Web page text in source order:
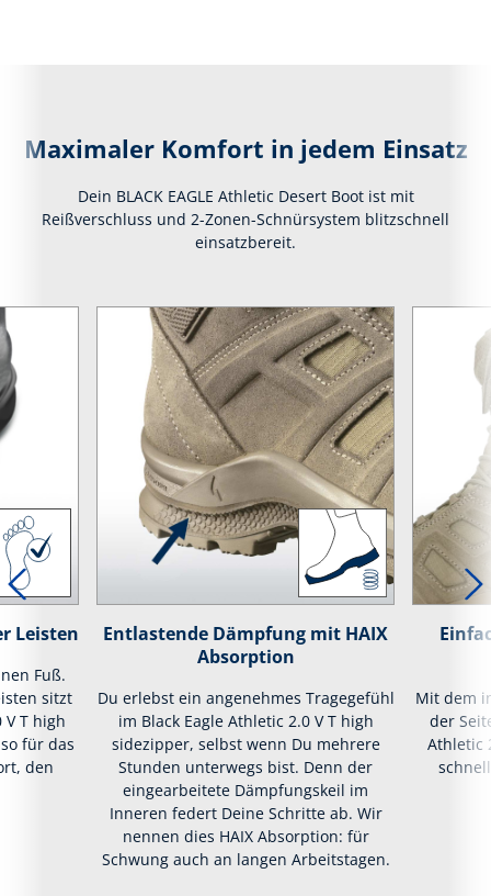
Maximaler Komfort in jedem Einsatz
Dein BLACK EAGLE Athletic Desert Boot ist mit
Reißverschluss und 2-Zonen-Schnürsystem blitzschnell
einsatzbereit.
Leisten
Fuß.
sitzt
V T high
für das
den
Entlastende Dämpfung mit HAIX
Absorption
Du erlebst ein angenehmes Tragegefühl
im Black Eagle Athletic 2.0 V T high
sidezipper, selbst wenn Du mehrere
Stunden unterwegs bist. Denn der
eingearbeitete Dämpfungskeil im
Inneren federt Deine Schritte ab. Wir
nennen dies HAIX Absorption: für
Schwung auch an langen Arbeitstagen.
Mit dem
der
Athletic